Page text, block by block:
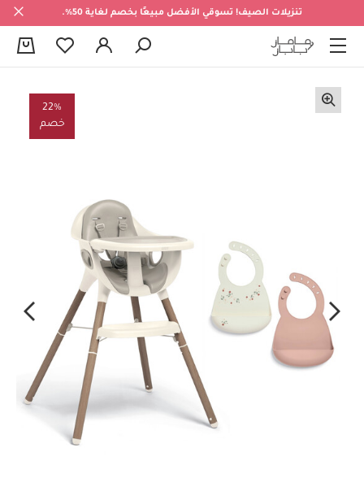
تنزيلات الصيف! تسوقي الأفضل مبيعًا بخصم لغاية 50%.
22%
خصم